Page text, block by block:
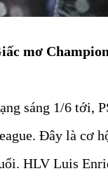
mơ
sáng 1/6 tới,
Đây là cơ
HLV Luis